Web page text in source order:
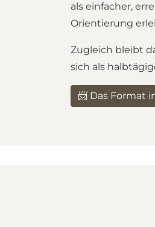
als einfacher,
Orientierung
Zugleich bleibt
sich als
📨 Das Format